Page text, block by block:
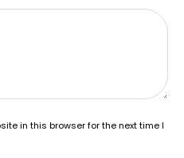
in this browser for the next time I